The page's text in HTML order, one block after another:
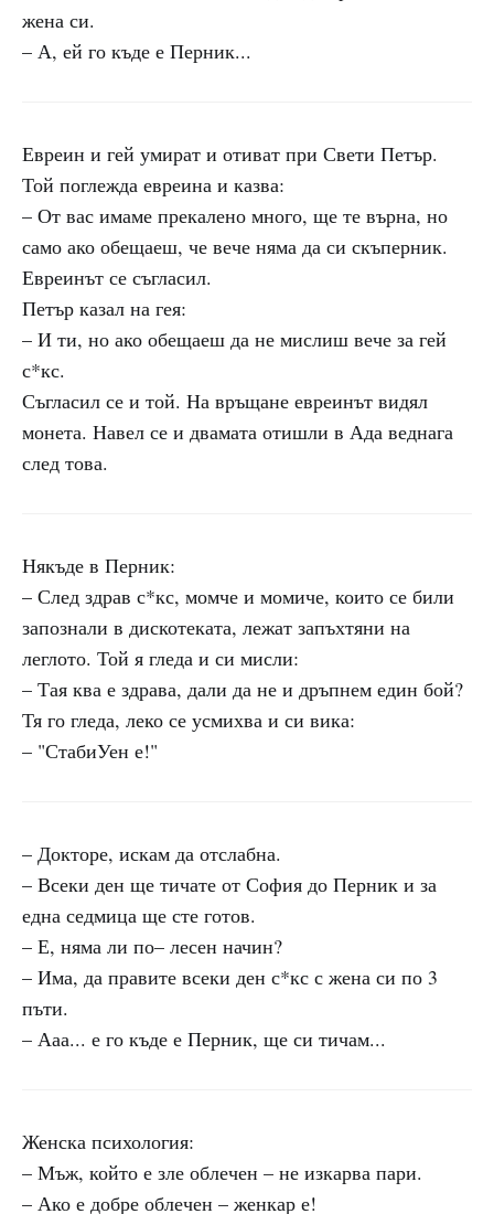
жена си.
– А, ей го къде е Перник...
Евреин и гей умират и отиват при Свети Петър.
Той поглежда евреина и казва:
– От вас имаме прекалено много, ще те върна, но
само ако обещаеш, че вече няма да си скъперник.
Евреинът се съгласил.
Петър казал на гея:
– И ти, но ако обещаеш да не мислиш вече за гей
с*кс.
Съгласил се и той. На връщане евреинът видял
монета. Навел се и двамата отишли в Ада веднага
след това.
Някъде в Перник:
– След здрав с*кс, момче и момиче, които се били
запознали в дискотеката, лежат запъхтяни на
леглото. Той я гледа и си мисли:
– Тая ква е здрава, дали да не и дръпнем един бой?
Тя го гледа, леко се усмихва и си вика:
– "СтабиУен е!"
– Докторе, искам да отслабна.
– Всеки ден ще тичате от София до Перник и за
една седмица ще сте готов.
– Е, няма ли по– лесен начин?
– Има, да правите всеки ден с*кс с жена си по 3
пъти.
– Ааа... е го къде е Перник, ще си тичам...
Женска психология:
– Мъж, който е зле облечен – не изкарва пари.
– Ако е добре облечен – женкар е!